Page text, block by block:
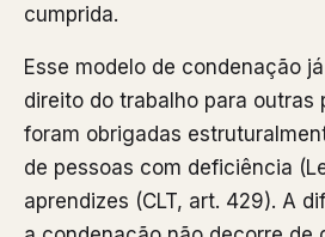
cumprida.
Esse modelo de condenação
direito do trabalho para outras
foram obrigadas
de pessoas com deficiência
aprendizes (CLT, art. 429). A